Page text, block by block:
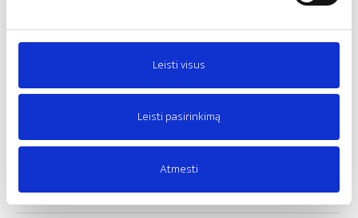
Leisti visus
Leisti pasirinkimą
Atmesti
GAISRO REAKCIJOS
KOEFICIENTAS
TEMPIMO STIPRIS
STEAM RESISTANCES
30-70, 40-100
ILGALAIKIS VANDENS
IZOLIACIJOS STORIS